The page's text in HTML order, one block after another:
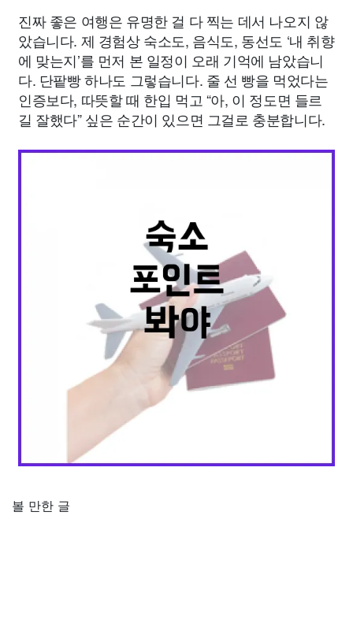
진짜 좋은 여행은 유명한 걸 다 찍는 데서 나오지 않
았습니다. 제 경험상 숙소도, 음식도, 동선도 ‘내 취향
에 맞는지’를 먼저 본 일정이 오래 기억에 남았습니
다. 단팥빵 하나도 그렇습니다. 줄 선 빵을 먹었다는
인증보다, 따뜻할 때 한입 먹고 “아, 이 정도면 들르
길 잘했다” 싶은 순간이 있으면 그걸로 충분합니다.
볼 만한 글